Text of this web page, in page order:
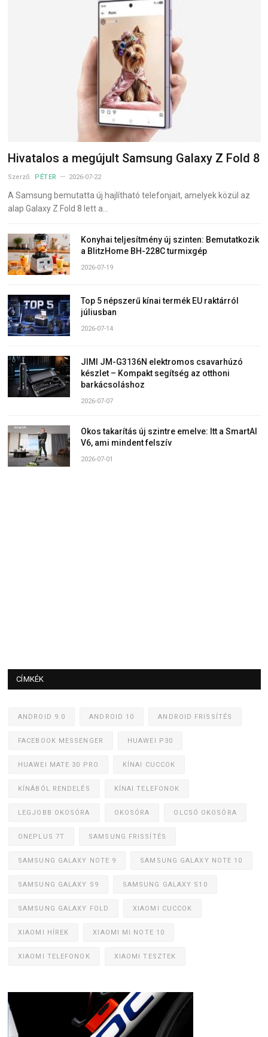
Hivatalos a megújult Samsung Galaxy Z Fold 8
Szerző: PÉTER 2026-07-22
A Samsung bemutatta új hajlítható telefonjait, amelyek közül az
alap Galaxy Z Fold 8 lett a…
Konyhai teljesítmény új szinten: Bemutatkozik
a BlitzHome BH-228C turmixgép
2026-07-19
Top 5 népszerű kínai termék EU raktárról
júliusban
2026-07-14
JIMI JM-G3136N elektromos csavarhúzó
készlet – Kompakt segítség az otthoni
barkácsoláshoz
2026-07-07
Okos takarítás új szintre emelve: Itt a SmartAI
V6, ami mindent felszív
2026-07-01
CÍMKÉK
ANDROID 9.0 ANDROID 10 ANDROID FRISSÍTÉS
FACEBOOK MESSENGER HUAWEI P30
HUAWEI MATE 30 PRO KÍNAI CUCCOK
KÍNÁBÓL RENDELÉS KÍNAI TELEFONOK
LEGJOBB OKOSÓRA OKOSÓRA OLCSÓ OKOSÓRA
ONEPLUS 7T SAMSUNG FRISSÍTÉS
SAMSUNG GALAXY NOTE 9 SAMSUNG GALAXY NOTE 10
SAMSUNG GALAXY S9 SAMSUNG GALAXY S10
SAMSUNG GALAXY FOLD XIAOMI CUCCOK
XIAOMI HÍREK XIAOMI MI NOTE 10
XIAOMI TELEFONOK XIAOMI TESZTEK